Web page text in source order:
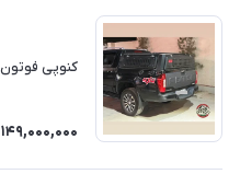
کنوپی فوتون G7 - جی ۷
149,000,000